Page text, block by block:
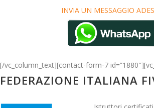
INVIA UN MESSAGGIO
[/vc_column_text][contact-form-7
FEDERAZIONE ITALIANA